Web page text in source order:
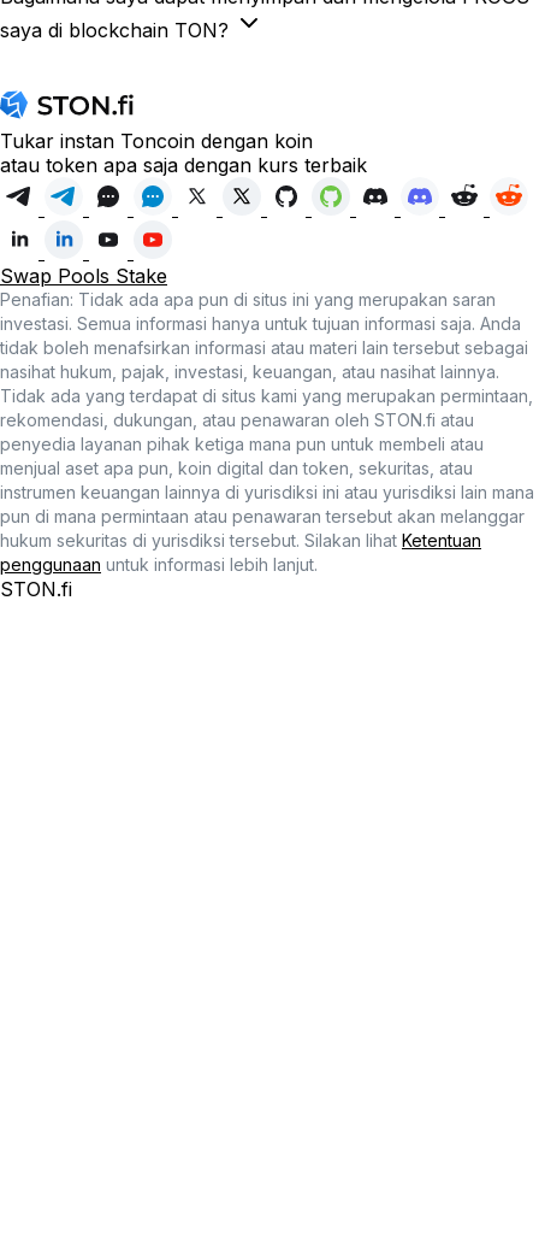
saya di blockchain TON?
Tukar instan Toncoin dengan koin
atau token apa saja dengan kurs terbaik
Swap Pools Stake
Penafian: Tidak ada apa pun di situs ini yang merupakan saran
investasi. Semua informasi hanya untuk tujuan informasi saja. Anda
tidak boleh menafsirkan informasi atau materi lain tersebut sebagai
nasihat hukum, pajak, investasi, keuangan, atau nasihat lainnya.
Tidak ada yang terdapat di situs kami yang merupakan permintaan,
rekomendasi, dukungan, atau penawaran oleh STON.fi atau
penyedia layanan pihak ketiga mana pun untuk membeli atau
menjual aset apa pun, koin digital dan token, sekuritas, atau
instrumen keuangan lainnya di yurisdiksi ini atau yurisdiksi lain mana
pun di mana permintaan atau penawaran tersebut akan melanggar
hukum sekuritas di yurisdiksi tersebut. Silakan lihat Ketentuan
penggunaan untuk informasi lebih lanjut.
STON.fi